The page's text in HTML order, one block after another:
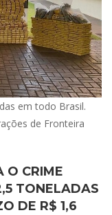
em todo Brasil.
de Fronteira
O CRIME
TONELADAS
DE R$ 1,6